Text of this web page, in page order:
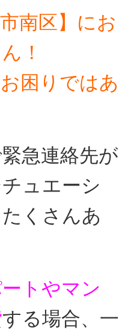
南区】にお
！
困りではあ
急連絡先が
ュエーシ
くさんあ
トやマン
する場合、 一